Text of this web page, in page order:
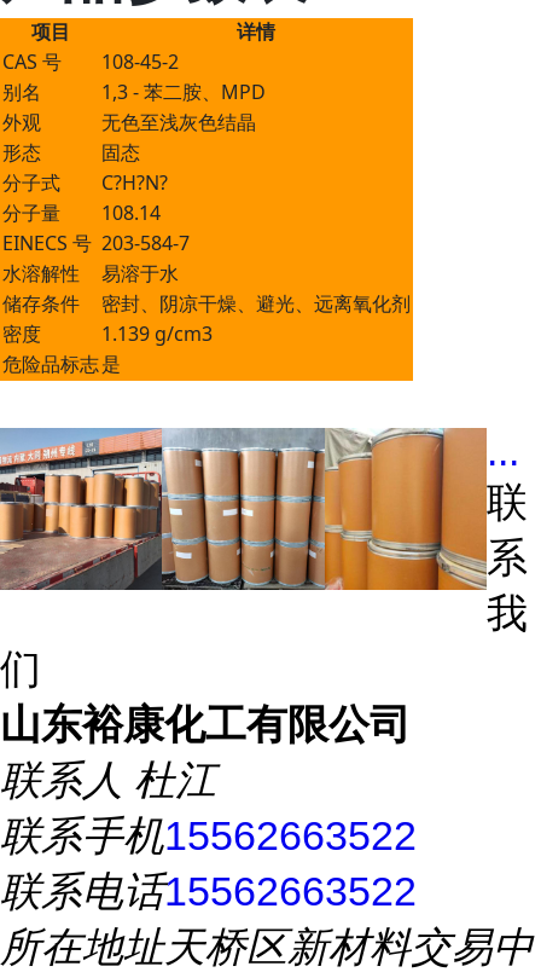
项目 详情
CAS 号
108-45-2
别名
1,3 - 苯二胺、MPD
外观
无色至浅灰色结晶
形态
固态
分子式
C?H?N?
分子量
108.14
EINECS 号 203-584-7
水溶解性
易溶于水
储存条件
密封、阴凉干燥、避光、远离氧化剂
密度
1.139 g/cm3
危险品标志是
...
联
系
我
们
山东裕康化工有限公司
联系人 杜江
联系手机15562663522
联系电话15562663522
所在地址天桥区新材料交易中